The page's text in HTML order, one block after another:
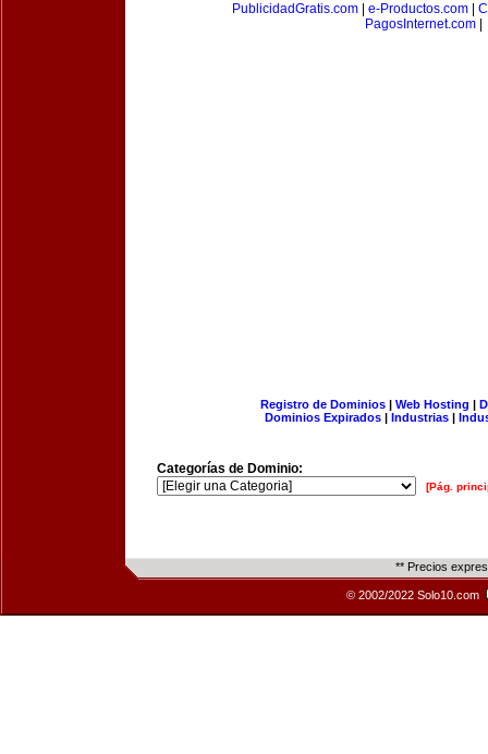
PublicidadGratis.com
e-Productos.com
PagosInternet.com
Registro de Dominios| Web Hosting |
Dominios Expirados | Industrias |
Categorías de Dominio:
[Pág.
** Precios
© 2002/2022 Solo10.com